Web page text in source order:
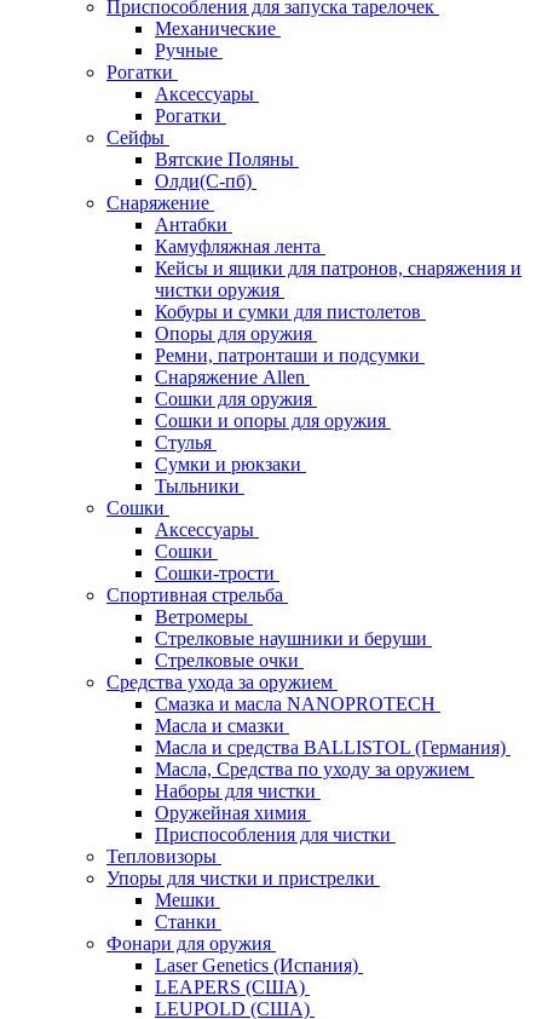
Приспособления для запуска тарелочек
Механические
Ручные
Рогатки
Аксессуары
Рогатки
Сейфы
Вятские Поляны
Олди(С-пб)
Снаряжение
Антабки
Камуфляжная лента
Кейсы и ящики для патронов, снаряжения и
чистки оружия
Кобуры и сумки для пистолетов
Опоры для оружия
Ремни, патронташи и подсумки
Снаряжение Allen
Сошки для оружия
Сошки и опоры для оружия
Стулья
Сумки и рюкзаки
Тыльники
Сошки
Аксессуары
Сошки
Сошки-трости
Спортивная стрельба
Ветромеры
Стрелковые наушники и беруши
Стрелковые очки
Средства ухода за оружием
Смазка и масла NANOPROTECH
Масла и смазки
Масла и средства BALLISTOL (Германия)
Масла, Средства по уходу за оружием
Наборы для чистки
Оружейная химия
Приспособления для чистки
Тепловизоры
Упоры для чистки и пристрелки
Мешки
Станки
Фонари для оружия
Laser Genetics (Испания)
LEAPERS (США)
LEUPOLD (США)